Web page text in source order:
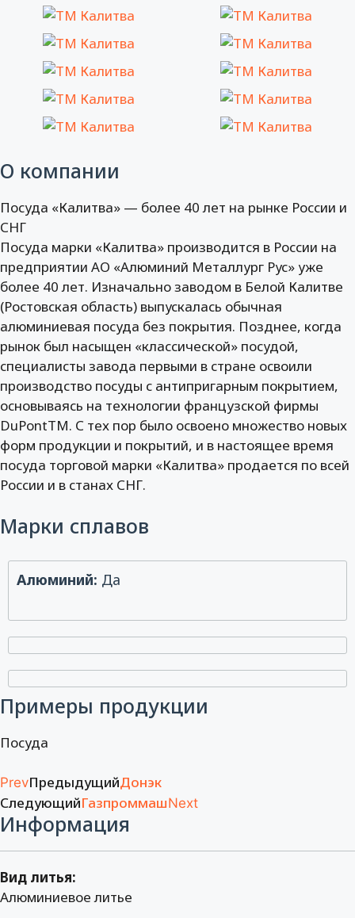
О компании
Посуда «Калитва» — более 40 лет на рынке России и
СНГ
Посуда марки «Калитва» производится в России на
предприятии АО «Алюминий Металлург Рус» уже
более 40 лет. Изначально заводом в Белой Калитве
(Ростовская область) выпускалась обычная
алюминиевая посуда без покрытия. Позднее, когда
рынок был насыщен «классической» посудой,
специалисты завода первыми в стране освоили
производство посуды с антипригарным покрытием,
основываясь на технологии французской фирмы
DuPontTM. С тех пор было освоено множество новых
форм продукции и покрытий, и в настоящее время
посуда торговой марки «Калитва» продается по всей
России и в станах СНГ.
Марки сплавов
Алюминий: Да
Примеры продукции
Посуда
PrevПредыдущийДонэк
СледующийГазпроммашNext
Информация
Вид литья:
Алюминиевое литье